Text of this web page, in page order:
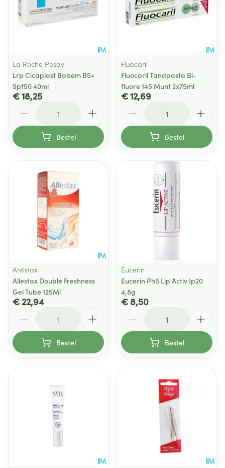
La Roche Posay
Lrp Cicaplast Balsem B5+
Spf50 40ml
€ 18,25
Bestel
Fluocaril
Fluocaril Tandpasta Bi-
fluore 145 Munt 2x75ml
€ 12,69
Bestel
Antistax
Allestax Double Freshness
Gel Tube 125Ml
€ 22,94
Bestel
Eucerin
Eucerin Ph5 Lip Activ Ip20
4,8g
€ 8,50
Bestel